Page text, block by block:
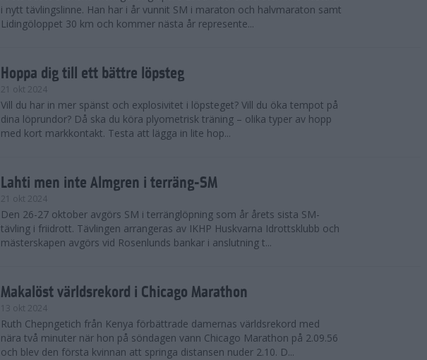
i nytt tävlingslinne. Han har i år vunnit SM i maraton och halvmaraton samt
Lidingöloppet 30 km och kommer nästa år represente...
Hoppa dig till ett bättre löpsteg
21 okt 2024
Vill du har in mer spänst och explosivitet i löpsteget? Vill du öka tempot på
dina löprundor? Då ska du köra plyometrisk träning – olika typer av hopp
med kort markkontakt. Testa att lägga in lite hop...
Lahti men inte Almgren i terräng-SM
21 okt 2024
Den 26-27 oktober avgörs SM i terränglöpning som år årets sista SM-
tävling i friidrott. Tävlingen arrangeras av IKHP Huskvarna Idrottsklubb och
mästerskapen avgörs vid Rosenlunds bankar i anslutning t...
Makalöst världsrekord i Chicago Marathon
13 okt 2024
Ruth Chepngetich från Kenya förbättrade damernas världsrekord med
nära två minuter när hon på söndagen vann Chicago Marathon på 2.09.56
och blev den första kvinnan att springa distansen nuder 2.10. D...